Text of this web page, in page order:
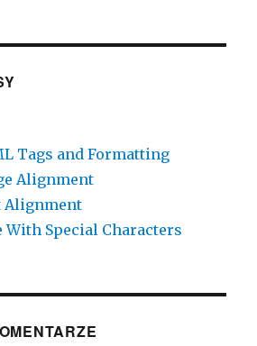
Tags and Formatting
Alignment
Alignment
Special Characters